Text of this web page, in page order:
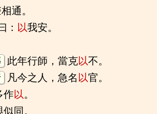
通。
： 以我安。
此年行師，當克以不。
凡今之人，急名 以官。
作以。
似同。